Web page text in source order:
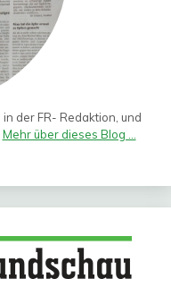
der FR- Redaktion, und
Mehr über dieses Blog ...